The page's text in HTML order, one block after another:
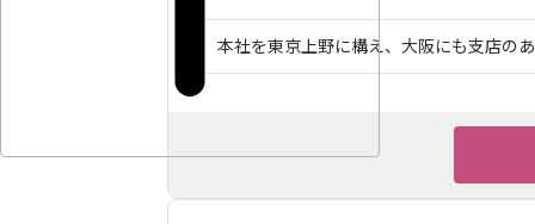
本社を東京上野に構え、大阪にも支店の